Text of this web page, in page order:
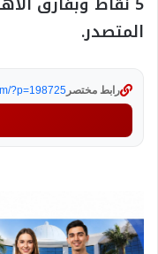
المتصدر.
رابط مختصر ?p=198725